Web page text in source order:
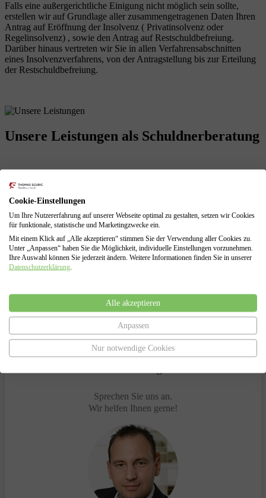
Falls eine außergerichtliche Einigung nicht möglich sein sollte,
erstellen wir auf Grundlage aller zusammengetragenen Daten Ihren
Antrag auf Eröffnung der Insolvenz ( Privatinsolvenz oder
Regelinsolvenz) , sowie den Antrag auf Restschuldbefreiung.
Darüber hinaus vertreten wir Sie in allen Verfahrensabschnitten
eines Insolvenzverfahrens, von der Antragstellung bis zur Erteilung
der Restschuldbefreiung.
Unsere Leistungen als Schuldnerberatung
Profitieren Sie von unserer langjährigen Erfahrungen! Wir sind mit
allen Problemen einer finanziellen Krise vertraut und können diese
für Sie lösen.
Schuldenberatung für Verbraucher und Selbstständige
Führung sämtlicher Verhandlungen mit den Gläubigern
Erarbeitung von Lösungen zur Vermeidung des
Insolvenzverfahrens
Insolvenzantragsstellung und Begleitung durch das
Sprechen Sie uns an.
Wir helfen Ihnen gerne!
Cookie-Einstellungen
Um Ihre Nutzererfahrung auf unserer Webseite optimal zu gestalten, setzen wir Cookies
für funktionale, statistische und Marketingzwecke ein.
Mit einem Klick auf „Alle akzeptieren“ stimmen Sie der Verwendung aller Cookies zu.
Unter „Anpassen“ haben Sie die Möglichkeit, individuelle Einstellungen vorzunehmen.
Ihre Auswahl können Sie jederzeit ändern. Weitere Informationen finden Sie in unserer
Datenschutzerklärung
Alle akzeptieren
Anpassen
Nur notwendige Cookies